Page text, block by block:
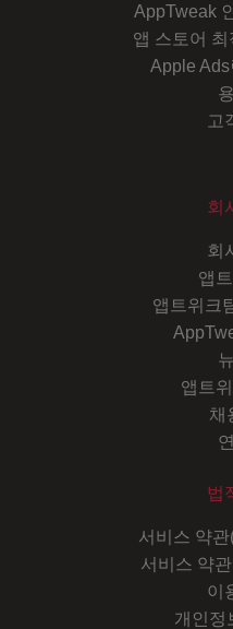
AppTweak
앱 스토어
Apple
고
회
회
앱
앱트위크
앱트
채
법
서비스 약
서비스 약
이
개인정